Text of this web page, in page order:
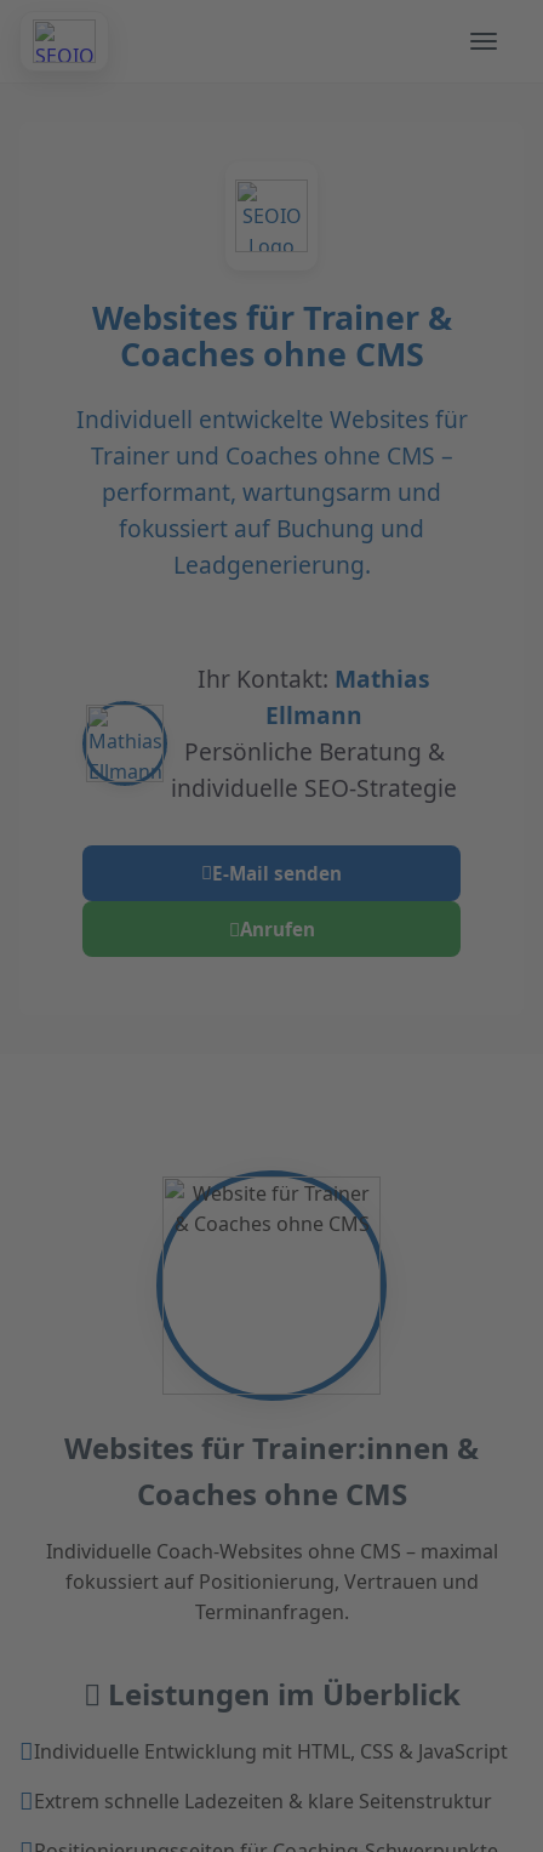
Websites für Trainer &
Coaches ohne CMS
Individuell entwickelte Websites für
Trainer und Coaches ohne CMS –
performant, wartungsarm und
fokussiert auf Buchung und
Leadgenerierung.
Ihr Kontakt: Mathias
Ellmann
Persönliche Beratung &
individuelle SEO-Strategie
E-Mail senden
Anrufen
Websites für Trainer:innen &
Coaches ohne CMS
Individuelle Coach-Websites ohne CMS – maximal
fokussiert auf Positionierung, Vertrauen und
Terminanfragen.
Leistungen im Überblick
Individuelle Entwicklung mit HTML, CSS & JavaScript
Extrem schnelle Ladezeiten & klare Seitenstruktur